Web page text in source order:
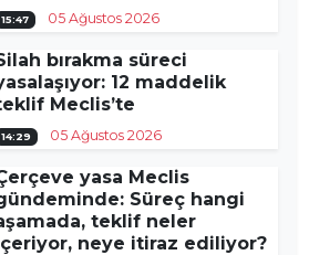
15:47 05 Ağustos 2026
bırakma süreci
12 maddelik
Meclis’te
14:29 05 Ağustos 2026
yasa Meclis
Süreç hangi
teklif neler
neye itiraz ediliyor?